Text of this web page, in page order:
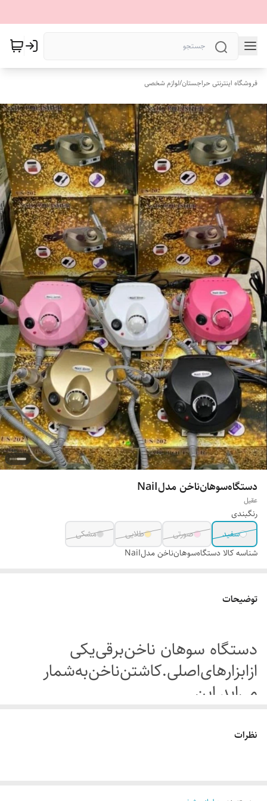
فروشگاه اینترنتی حراجستان/لوازم شخصی
دستگاه‌سوهان‌ناخن مدلNaiI
عقیل
رنگبندی
سفید
صورتی طلایی
مشکی
شناسه کالا دستگاه‌سوهان‌ناخن مدلNaiI
توضیحات
دستگاه سوهان ناخن‌برقی‌یکی
ازابزارهای‌اصلی‌.کاشتن‌ناخن‌به‌شمار‌
می‌اید.این
نظرات